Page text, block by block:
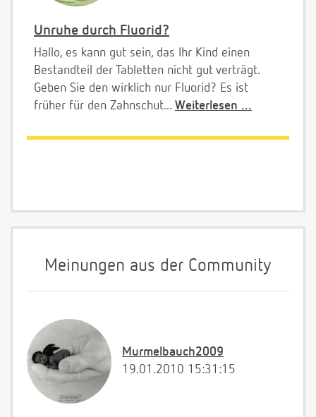
Unruhe durch Fluorid?
Hallo, es kann gut sein, das Ihr Kind einen
Bestandteil der Tabletten nicht gut verträgt.
Geben Sie den wirklich nur Fluorid? Es ist
früher für den Zahnschut... Weiterlesen ...
Meinungen aus der Community
Murmelbauch2009
19.01.2010 15:31:15